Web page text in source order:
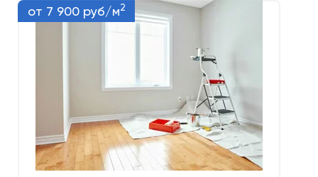
от 7 900 руб/м2